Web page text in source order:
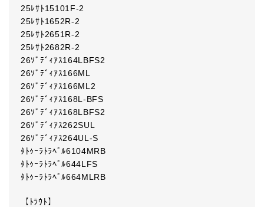
25ﾚｻﾄ15101F-2
25ﾚｻﾄ1652R-2
25ﾚｻﾄ2651R-2
25ﾚｻﾄ2682R-2
26ｿﾞﾃﾞｨｱｽ164LBFS2
26ｿﾞﾃﾞｨｱｽ166ML
26ｿﾞﾃﾞｨｱｽ166ML2
26ｿﾞﾃﾞｨｱｽ168L-BFS
26ｿﾞﾃﾞｨｱｽ168LBFS2
26ｿﾞﾃﾞｨｱｽ262SUL
26ｿﾞﾃﾞｨｱｽ264UL-S
ﾀﾄｩｰﾗﾄﾗﾍﾞﾙ6104MRB
ﾀﾄｩｰﾗﾄﾗﾍﾞﾙ644LFS
ﾀﾄｩｰﾗﾄﾗﾍﾞﾙ664MLRB
【ﾄﾗｳﾄ】